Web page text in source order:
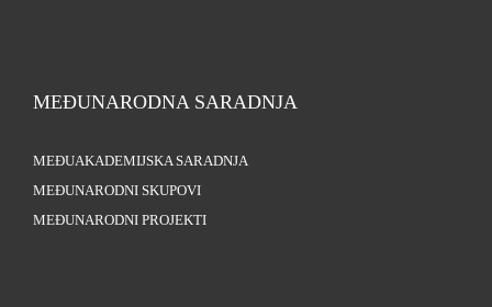
MEĐUNARODNA SARADNJA
MEĐUAKADEMIJSKA SARADNJA
MEĐUNARODNI SKUPOVI
MEĐUNARODNI PROJEKTI